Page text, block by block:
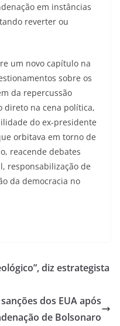
em instâncias
reverter ou
um novo capítulo na
sobre os
da repercussão
direto na cena política,
do ex-presidente
orbitava em torno de
reacende debates
responsabilização de
da democracia no
diz estrategista
dos EUA após
de Bolsonaro